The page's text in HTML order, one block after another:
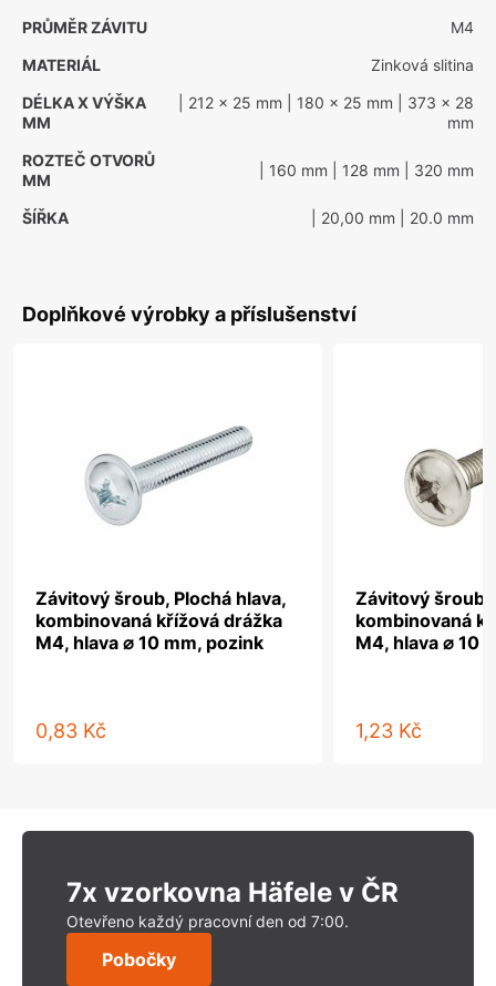
PRŮMĚR ZÁVITU
M4
MATERIÁL
Zinková slitina
DÉLKA X VÝŠKA
MM
| 212 x 25 mm | 180 x 25 mm | 373 x 28
mm
ROZTEČ OTVORŮ
MM
| 160 mm | 128 mm | 320 mm
ŠÍŘKA | 20,00 mm | 20.0 mm
Doplňkové výrobky a příslušenství
Závitový šroub, Plochá hlava,
kombinovaná křížová drážka
M4, hlava ⌀ 10 mm, pozink
0,83 Kč
Závitový šroub,
kombinovaná
M4, hlava ⌀ 10
1,23 Kč
7x vzorkovna Häfele v ČR
Otevřeno každý pracovní den od 7:00.
Pobočky